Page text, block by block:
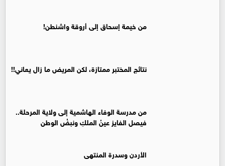
من خيمة إسحاق إلى أروقة واشنطن!
نتائج المختبر ممتازة، لكن المريض ما زال يعاني!!
من مدرسة الوفاء الهاشمية إلى ولاية المرحلة..
فيصل الفايز عينُ الملكِ ونبضُ الوطن
الأردن وسدرة المنتهى